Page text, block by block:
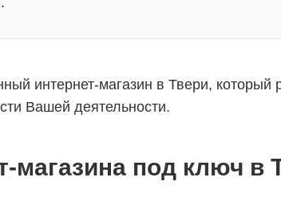
интернет-магазин в Твери, который
Вашей деятельности.
магазина под ключ в